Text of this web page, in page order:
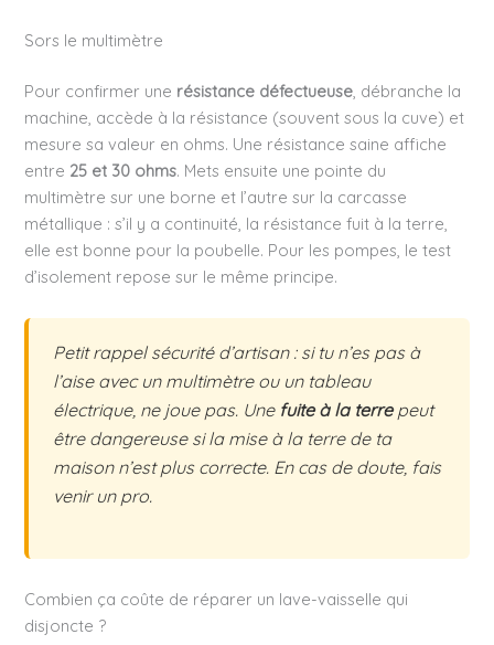
Sors le multimètre
Pour confirmer une résistance défectueuse, débranche la
machine, accède à la résistance (souvent sous la cuve) et
mesure sa valeur en ohms. Une résistance saine affiche
entre 25 et 30 ohms. Mets ensuite une pointe du
multimètre sur une borne et l’autre sur la carcasse
métallique : s’il y a continuité, la résistance fuit à la terre,
elle est bonne pour la poubelle. Pour les pompes, le test
d’isolement repose sur le même principe.
Petit rappel sécurité d’artisan : si tu n’es pas à
l’aise avec un multimètre ou un tableau
électrique, ne joue pas. Une fuite à la terrepeut
être dangereuse si la mise à la terre de ta
maison n’est plus correcte. En cas de doute, fais
venir un pro.
Combien ça coûte de réparer un lave-vaisselle qui
disjoncte ?